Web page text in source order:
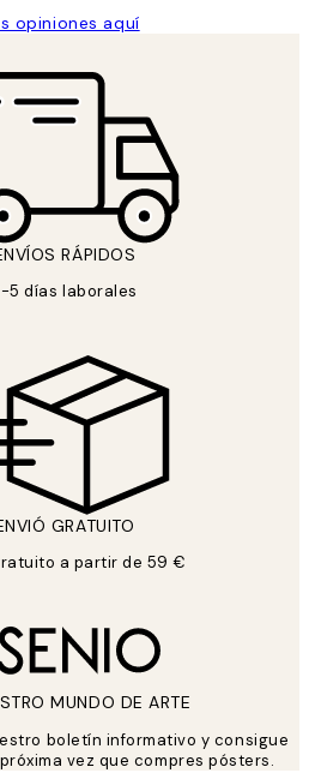
opiniones aquí
RÁPIDOS
5 días laborales
GRATUITO
a partir de 59 €
MUNDO DE ARTE
boletín informativo y consigue
vez que compres pósters.